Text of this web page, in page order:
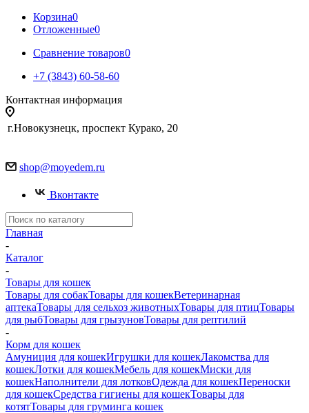
Корзина0
Отложенные0
Сравнение товаров0
+7 (3843) 60-58-60
Контактная информация
г.Новокузнецк, проспект Курако, 20
shop@moyedem.ru
Вконтакте
Главная
-
Каталог
-
Товары для кошек
Товары для собакТовары для кошекВетеринарная
аптекаТовары для сельхоз животныхТовары для птицТовары
для рыбТовары для грызуновТовары для рептилий
-
Корм для кошек
Амуниция для кошекИгрушки для кошекЛакомства для
кошекЛотки для кошекМебель для кошекМиски для
кошекНаполнители для лотковОдежда для кошекПереноски
для кошекСредства гигиены для кошекТовары для
котятТовары для груминга кошек